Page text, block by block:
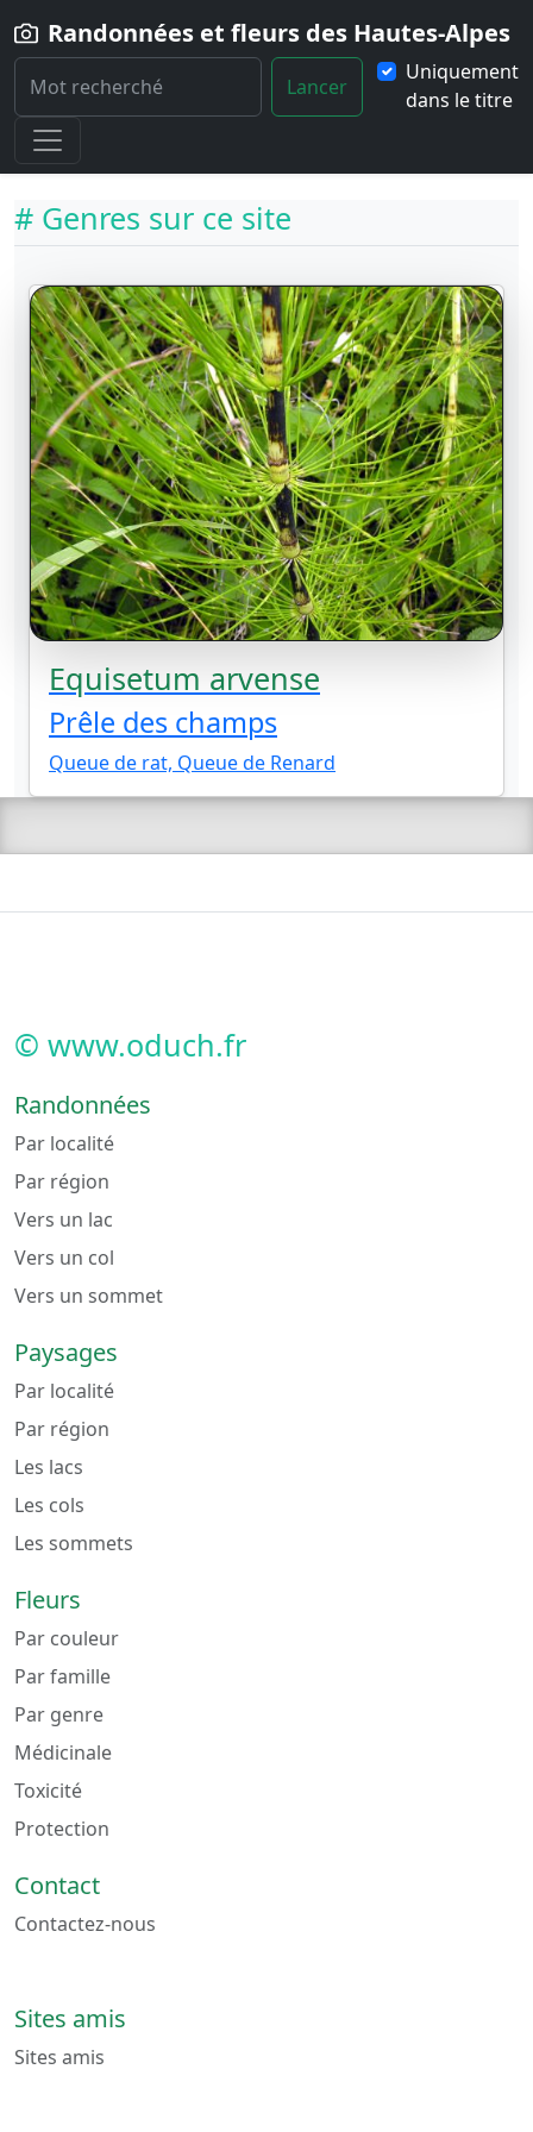
Randonnées et fleurs des Hautes-Alpes
Lancer
Uniquement
dans le titre
Home
Fleurs Genres
# Genres sur ce site
Equisetum arvense
Prêle des champs
Queue de rat, Queue de Renard
© www.oduch.fr
Randonnées
Par localité
Par région
Vers un lac
Vers un col
Vers un sommet
Paysages
Par localité
Par région
Les lacs
Les cols
Les sommets
Fleurs
Par couleur
Par famille
Par genre
Médicinale
Toxicité
Protection
Contact
Contactez-nous
Sites amis
Sites amis